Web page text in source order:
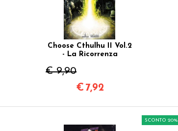
Choose Cthulhu II Vol.2
- La Ricorrenza
€ 9,90
€ 7,92
SCONTO 20%